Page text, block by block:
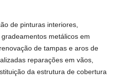
de pinturas interiores,
metálicos em
de tampas e aros de
reparações em vãos,
da estrutura de cobertura